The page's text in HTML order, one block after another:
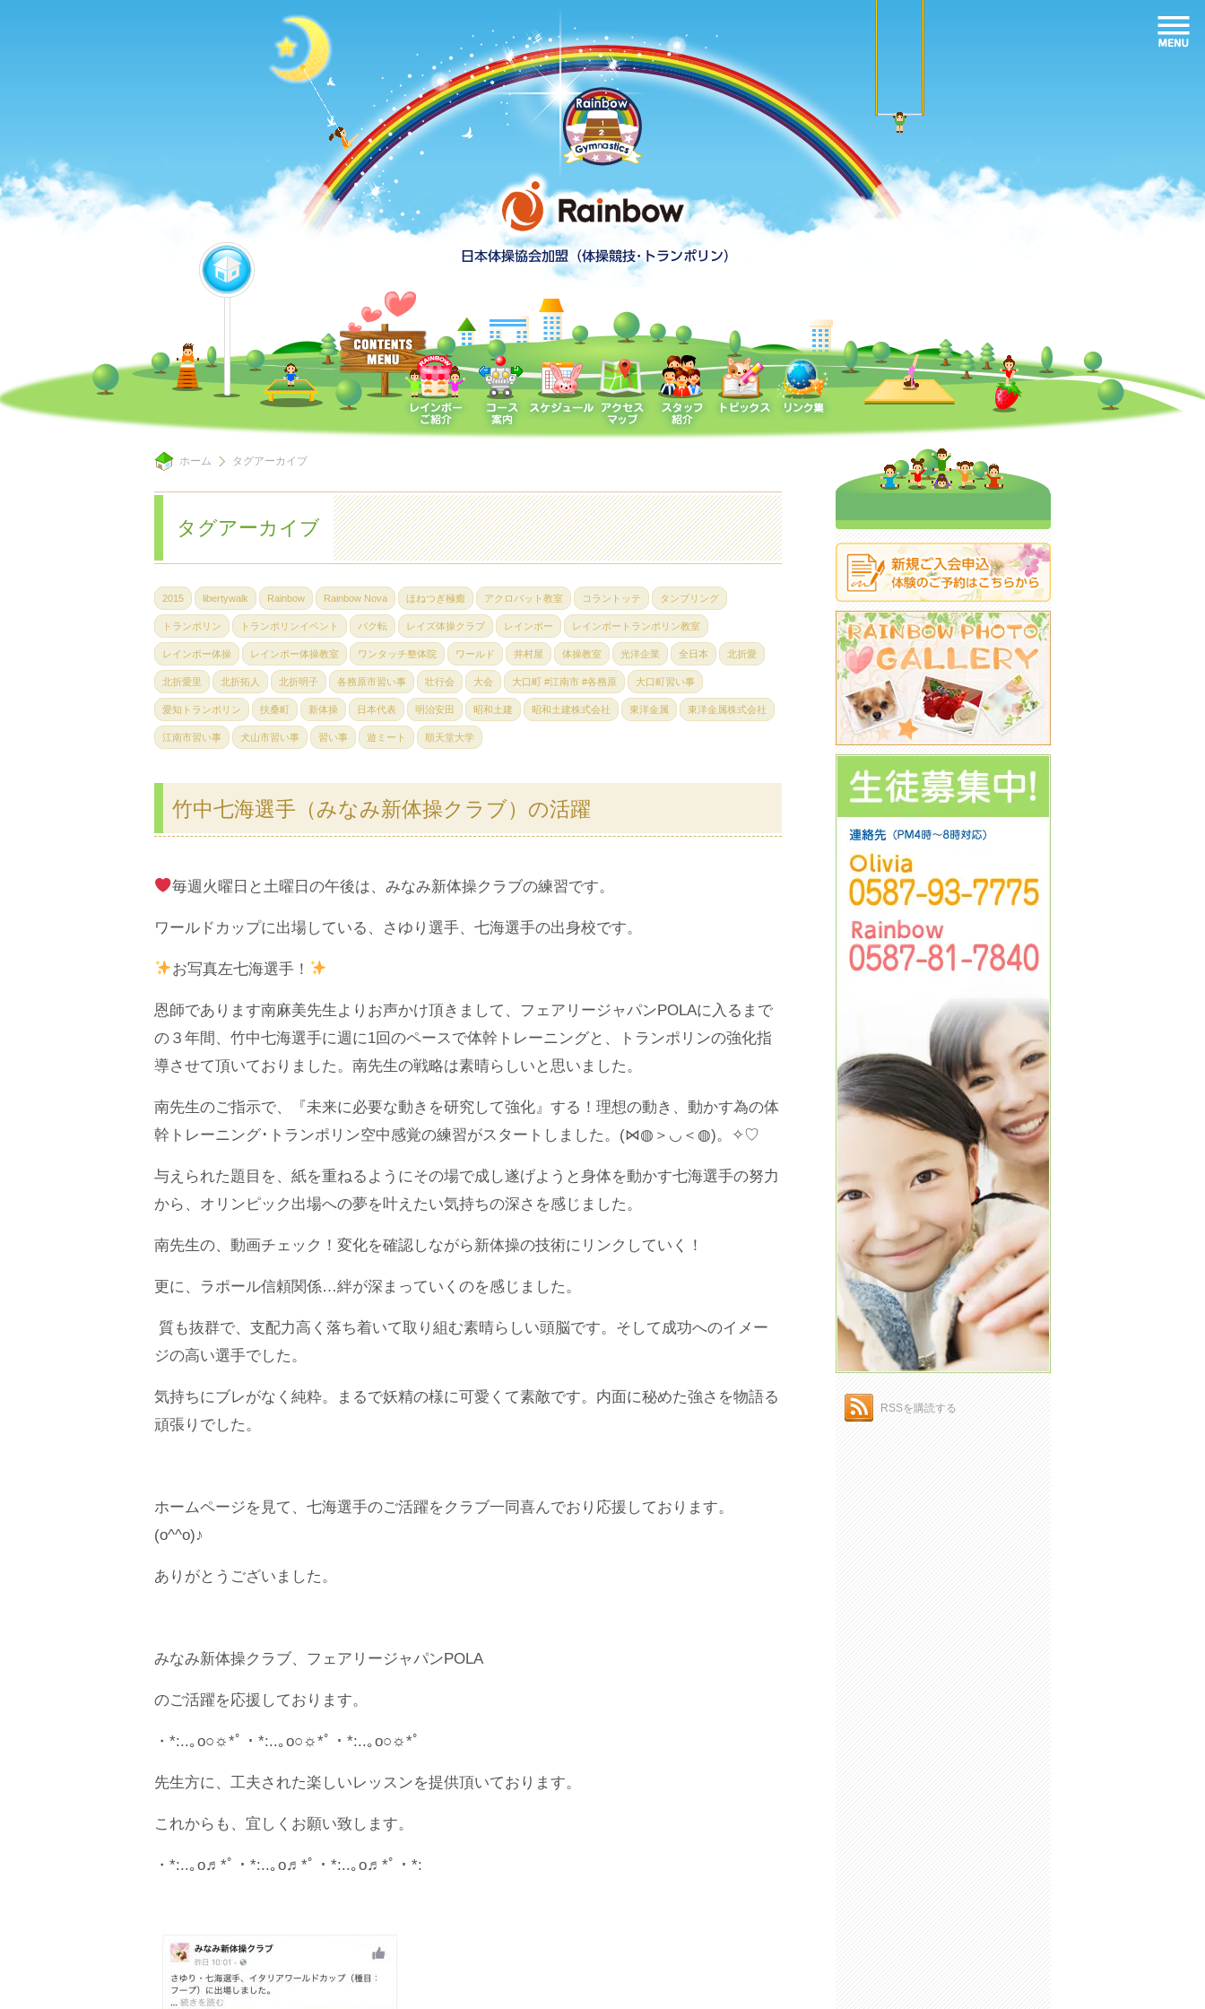
ホーム タグアーカイブ
タグアーカイブ
2015 libertywalk Rainbow Rainbow Nova ほねつぎ極癒 アクロバット教室 コラントッテ タンブリング
トランポリン トランポリンイベント バク転 レイズ体操クラブ レインボー レインボートランポリン教室
レインボー体操 レインボー体操教室 ワンタッチ整体院 ワールド 井村屋 体操教室 光洋企業 全日本 北折愛
北折愛里 北折拓人 北折明子 各務原市習い事 壮行会 大会 大口町 #江南市 #各務原 大口町習い事
愛知トランポリン 扶桑町 新体操 日本代表 明治安田 昭和土建 昭和土建株式会社 東洋金属 東洋金属株式会社
江南市習い事 犬山市習い事 習い事 遊ミート 順天堂大学
竹中七海選手（みなみ新体操クラブ）の活躍
毎週火曜日と土曜日の午後は、みなみ新体操クラブの練習です。
ワールドカップに出場している、さゆり選手、七海選手の出身校です。
お写真左七海選手！
恩師であります南麻美先生よりお声かけ頂きまして、フェアリージャパンPOLAに入るまで
の３年間、竹中七海選手に週に1回のペースで体幹トレーニングと、トランポリンの強化指
導させて頂いておりました。南先生の戦略は素晴らしいと思いました。
南先生のご指示で、『未来に必要な動きを研究して強化』する！理想の動き、動かす為の体
幹トレーニング･トランポリン空中感覚の練習がスタートしました。(⋈◍＞◡＜◍)。✧♡
与えられた題目を、紙を重ねるようにその場で成し遂げようと身体を動かす七海選手の努力
から、オリンピック出場への夢を叶えたい気持ちの深さを感じました。
南先生の、動画チェック！変化を確認しながら新体操の技術にリンクしていく！
更に、ラポール信頼関係…絆が深まっていくのを感じました。
質も抜群で、支配力高く落ち着いて取り組む素晴らしい頭脳です。そして成功へのイメー
ジの高い選手でした。
気持ちにブレがなく純粋。まるで妖精の様に可愛くて素敵です。内面に秘めた強さを物語る
頑張りでした。
ホームページを見て、七海選手のご活躍をクラブ一同喜んでおり応援しております。
(o^^o)♪
ありがとうございました。
みなみ新体操クラブ、フェアリージャパンPOLA
のご活躍を応援しております。
・*:..｡o○☼*ﾟ・*:..｡o○☼*ﾟ・*:..｡o○☼*ﾟ
先生方に、工夫された楽しいレッスンを提供頂いております。
これからも、宜しくお願い致します。
・*:..｡o♬*ﾟ・*:..｡o♬*ﾟ・*:..｡o♬*ﾟ・*:
RSSを購読する